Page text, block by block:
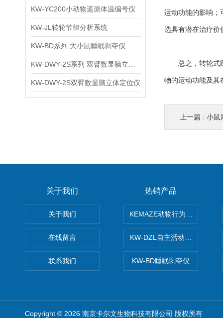
KW-YC200小动物遥测体温编号仪
KW-JL转轮节律分析系统
KW-BD系列 大小鼠睡眠剥夺仪
KW-DWY-2S双臂数显脑立体定位仪
运动功能的影响；
选具有潜在治疗价
总之，转轮式跑
物的运动功能及其
上一篇 : 小鼠
关于我们
关于我们
在线留言
联系我们
热销产品
KEMAZE动物行为学分析系统
KW-DZL自主活动转轮系统
KW-BD睡眠剥夺仪
Copyright © 2026 南京卡尔文生物科技有限公司 版权所有